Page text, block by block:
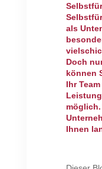
als
Doch
können
Ihr
Ihnen